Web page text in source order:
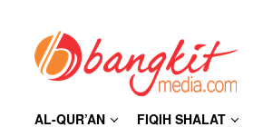
AL-QUR’AN FIQIH SHALAT